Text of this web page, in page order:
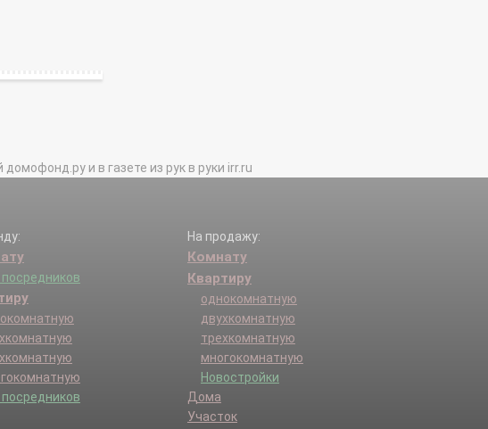
и в газете из рук в руки irr.ru
посредников
посредников
На продажу:
Комнату
Квартиру
однокомнатную
двухкомнатную
трехкомнатную
многокомнатную
Новостройки
Дома
Участок